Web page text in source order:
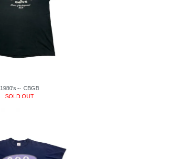
1980's～ CBGB
SOLD OUT